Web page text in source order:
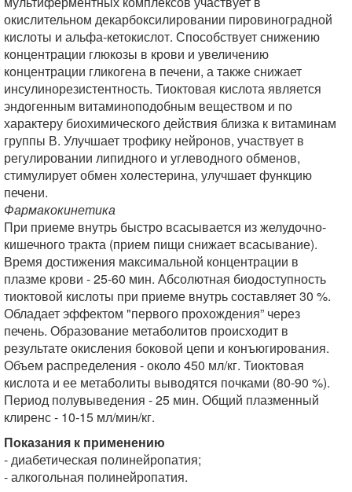
окислительном декарбоксилировании пировиноградной
кислоты и альфа-кетокислот. Способствует снижению
концентрации глюкозы в крови и увеличению
концентрации гликогена в печени, а также снижает
инсулинорезистентность. Тиоктовая кислота является
эндогенным витаминоподобным веществом и по
характеру биохимического действия близка к витаминам
группы В. Улучшает трофику нейронов, участвует в
регулировании липидного и углеводного обменов,
стимулирует обмен холестерина, улучшает функцию
печени.
Фармакокинетика
При приеме внутрь быстро всасывается из желудочно-
кишечного тракта (прием пищи снижает всасывание).
Время достижения максимальной концентрации в
плазме крови - 25-60 мин. Абсолютная биодоступность
тиоктовой кислоты при приеме внутрь составляет 30 %.
Обладает эффектом "первого прохождения” через
печень. Образование метаболитов происходит в
результате окисления боковой цепи и конъюгирования.
Объем распределения - около 450 мл/кг. Тиоктовая
кислота и ее метаболиты выводятся почками (80-90 %).
Период полувыведения - 25 мин. Общий плазменный
клиренс - 10-15 мл/мин/кг.
Показания к применению
- диабетическая полинейропатия;
- алкогольная полинейропатия.